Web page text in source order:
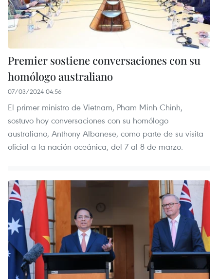
Premier sostiene conversaciones con su
homólogo australiano
07/03/2024 04:56
El primer ministro de Vietnam, Pham Minh Chinh,
sostuvo hoy conversaciones con su homólogo
australiano, Anthony Albanese, como parte de su visita
oficial a la nación oceánica, del 7 al 8 de marzo.